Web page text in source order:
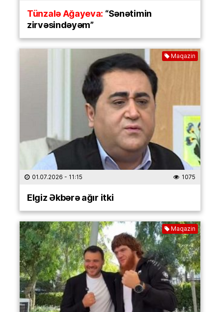
Tünzalə Ağayeva: “Sənətimin
zirvəsindəyəm”
Maqazin
01.07.2026 - 11:15 1075
Elgiz Əkbərə ağır itki
Maqazin